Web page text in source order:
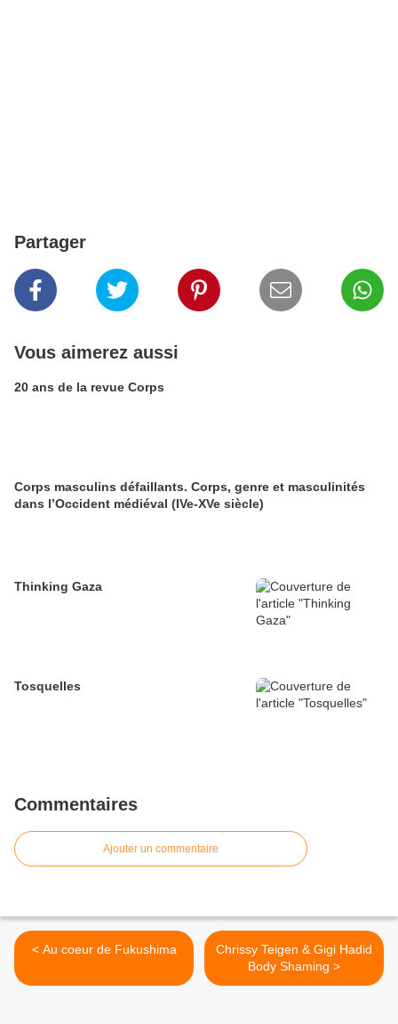
Partager
Vous aimerez aussi
20 ans de la revue Corps
Corps masculins défaillants. Corps, genre et masculinités
dans l’Occident médiéval (IVe-XVe siècle)
Thinking Gaza
Tosquelles
Commentaires
Ajouter un commentaire
< Au coeur de Fukushima
Chrissy Teigen & Gigi Hadid
Body Shaming >